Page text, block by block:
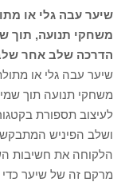
שיער עבה גלי או
משחקי תנועה, תוך
הדרכה שלב אחר
שיער עבה גלי או
משחקי תנועה תוך
לעיצוב תספורת
ושלב הפיניש
הלקוחה את חשיבות
מרקם זה של שיער